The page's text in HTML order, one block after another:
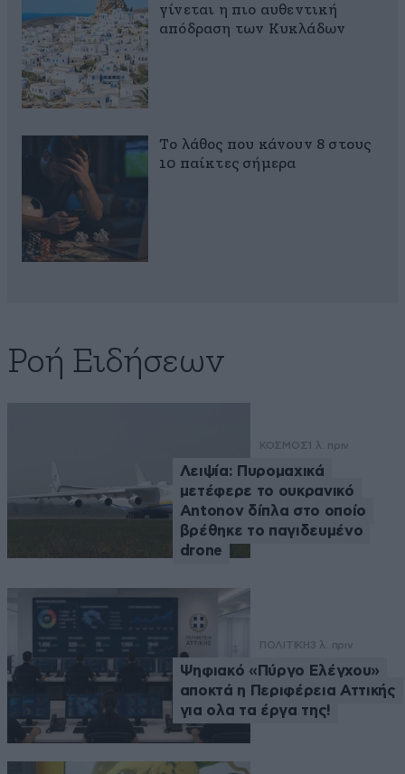
γίνεται η πιο αυθεντική
απόδραση των Κυκλάδων
Το λάθος που κάνουν 8 στους
10 παίκτες σήμερα
Ροή Ειδήσεων
ΚΟΣΜΟΣ 1 λ. πριν
Λειψία: Πυρομαχικά
μετέφερε το ουκρανικό
Antonov δίπλα στο οποίο
βρέθηκε το παγιδευμένο
drone
ΠΟΛΙΤΙΚΗ3 λ. πριν
Ψηφιακό «Πύργο Ελέγχου»
αποκτά η Περιφέρεια Αττικής
για ολα τα έργα της!